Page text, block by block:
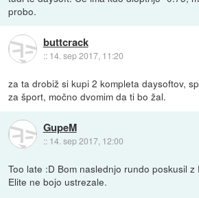
probo.
buttcrack
:: 14. sep 2017, 11:20
za ta drobiž si kupi 2 kompleta daysoftov,
za šport, močno dvomim da ti bo žal.
GupeM
:: 14. sep 2017, 12:00
Too late :D Bom naslednjo rundo poskusil z
Elite ne bojo ustrezale.